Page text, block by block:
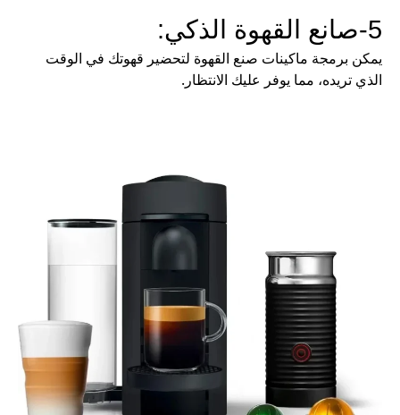
5-صانع القهوة الذكي:
يمكن برمجة ماكينات صنع القهوة لتحضير قهوتك في الوقت
الذي تريده، مما يوفر عليك الانتظار.